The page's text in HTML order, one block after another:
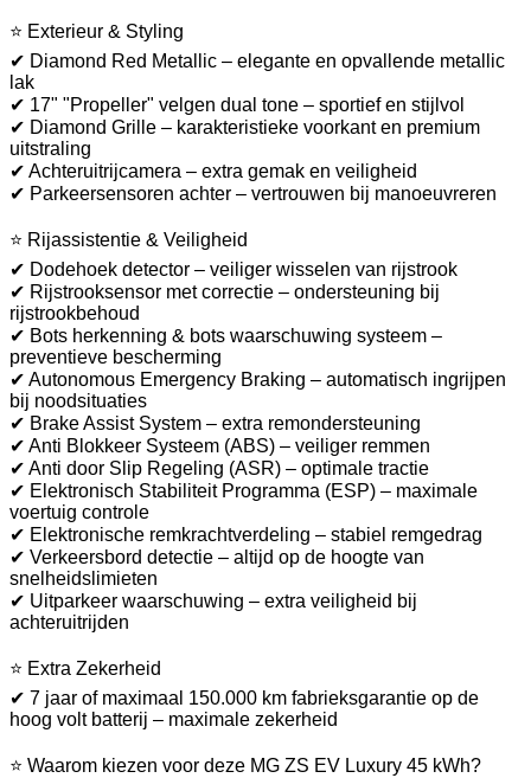
⭐ Exterieur & Styling
✔ Diamond Red Metallic – elegante en opvallende metallic
lak
✔ 17" "Propeller" velgen dual tone – sportief en stijlvol
✔ Diamond Grille – karakteristieke voorkant en premium
uitstraling
✔ Achteruitrijcamera – extra gemak en veiligheid
✔ Parkeersensoren achter – vertrouwen bij manoeuvreren
⭐ Rijassistentie & Veiligheid
✔ Dodehoek detector – veiliger wisselen van rijstrook
✔ Rijstrooksensor met correctie – ondersteuning bij
rijstrookbehoud
✔ Bots herkenning & bots waarschuwing systeem –
preventieve bescherming
✔ Autonomous Emergency Braking – automatisch ingrijpen
bij noodsituaties
✔ Brake Assist System – extra remondersteuning
✔ Anti Blokkeer Systeem (ABS) – veiliger remmen
✔ Anti door Slip Regeling (ASR) – optimale tractie
✔ Elektronisch Stabiliteit Programma (ESP) – maximale
voertuig controle
✔ Elektronische remkrachtverdeling – stabiel remgedrag
✔ Verkeersbord detectie – altijd op de hoogte van
snelheidslimieten
✔ Uitparkeer waarschuwing – extra veiligheid bij
achteruitrijden
⭐ Extra Zekerheid
✔ 7 jaar of maximaal 150.000 km fabrieksgarantie op de
hoog volt batterij – maximale zekerheid
⭐ Waarom kiezen voor deze MG ZS EV Luxury 45 kWh?